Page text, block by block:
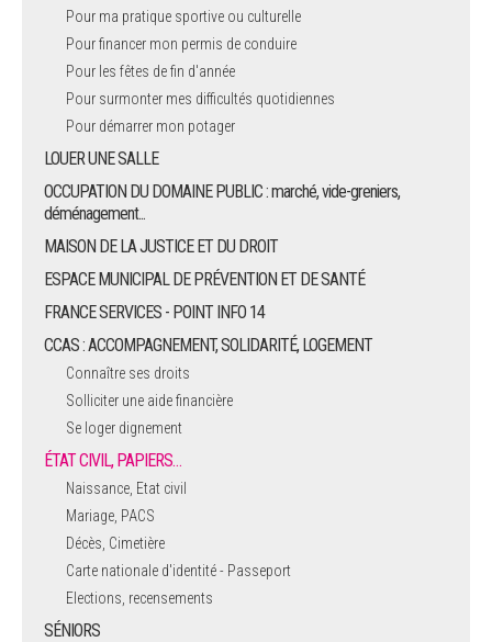
Pour ma pratique sportive ou culturelle
Pour financer mon permis de conduire
Pour les fêtes de fin d'année
Pour surmonter mes difficultés quotidiennes
Pour démarrer mon potager
LOUER UNE SALLE
OCCUPATION DU DOMAINE PUBLIC : marché, vide-greniers,
déménagement...
MAISON DE LA JUSTICE ET DU DROIT
ESPACE MUNICIPAL DE PRÉVENTION ET DE SANTÉ
FRANCE SERVICES - POINT INFO 14
CCAS : ACCOMPAGNEMENT, SOLIDARITÉ, LOGEMENT
Connaître ses droits
Solliciter une aide financière
Se loger dignement
ÉTAT CIVIL, PAPIERS…
Naissance, Etat civil
Mariage, PACS
Décès, Cimetière
Carte nationale d'identité - Passeport
Elections, recensements
SÉNIORS